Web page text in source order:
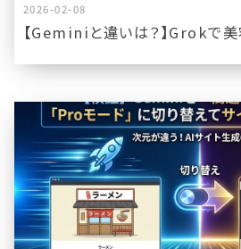
2026-02-08